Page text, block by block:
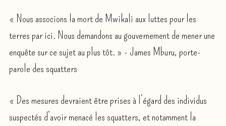
« Nous associons la mort de Mwikali aux luttes pour les
terres par ici. Nous demandons au gouvernement de mener une
enquête sur ce sujet au plus tôt. » - James Mburu, porte-
parole des squatters
« Des mesures devraient être prises à l’égard des individus
suspectés d’avoir menacé les squatters, et notamment la